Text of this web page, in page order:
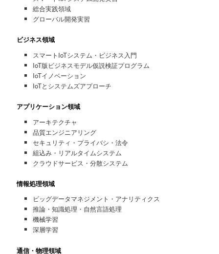
総合実践領域
グローバル開発実習
ビジネス領域
スマートIoTシステム・ビジネス入門
IoT版ビジネスモデル仮説検証プログラム
IoTイノベーション
IoTとシステムズアプローチ
アプリケーション領域
アーキテクチャ
品質エンジニアリング
セキュリティ・プライバシ・法令
組込み・リアルタイムシステム
クラウドサービス・分散システム
情報処理領域
ビッグデータマネジメント・アナリティクス
推論・知識処理・自然言語処理
機械学習
深層学習
通信・物理領域